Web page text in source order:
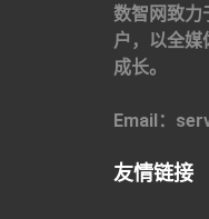
数智网致力
户，以全
成长。
Email：
友情链接